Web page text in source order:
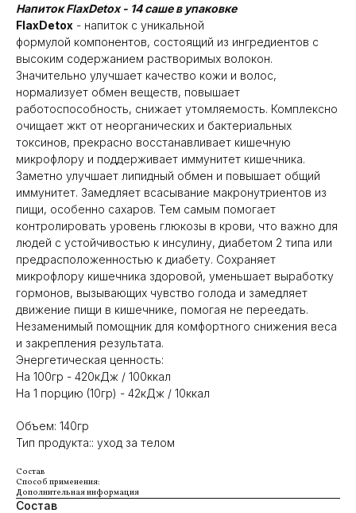
Напиток FlaxDetox - 14 саше в упаковке
FlaxDetox - напиток с уникальной
формулой компонентов, состоящий из ингредиентов с
высоким содержанием растворимых волокон.
Значительно улучшает качество кожи и волос,
нормализует обмен веществ, повышает
работоспособность, снижает утомляемость. Комплексно
очищает жкт от неорганических и бактериальных
токсинов, прекрасно восстанавливает кишечную
микрофлору и поддерживает иммунитет кишечника.
Заметно улучшает липидный обмен и повышает общий
иммунитет. Замедляет всасывание макронутриентов из
пищи, особенно сахаров. Тем самым помогает
контролировать уровень глюкозы в крови, что важно для
людей с устойчивостью к инсулину, диабетом 2 типа или
предрасположенностью к диабету. Сохраняет
микрофлору кишечника здоровой, уменьшает выработку
гормонов, вызывающих чувство голода и замедляет
движение пищи в кишечнике, помогая не переедать.
Незаменимый помощник для комфортного снижения веса
и закрепления результата.
Энергетическая ценность:
На 100гр - 420кДж / 100ккал
На 1 порцию (10гр) - 42кДж / 10ккал
Объем: 140гр
Тип продукта:: уход за телом
Состав
Способ применения:
Дополнительная информация
Состав